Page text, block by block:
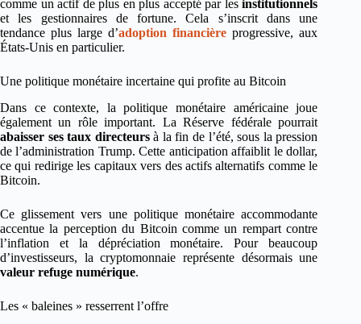
comme un actif de plus en plus accepté par lesinstitutionnels
et les gestionnaires de fortune. Cela s’inscrit dans une
tendance plus large d’adoption financière progressive, aux
États-Unis en particulier.
Une politique monétaire incertaine qui profite au Bitcoin
Dans ce contexte, la politique monétaire américaine joue
également un rôle important. La Réserve fédérale pourrait
abaisser ses taux directeursà la fin de l’été, sous la pression
de l’administration Trump. Cette anticipation affaiblit le dollar,
ce qui redirige les capitaux vers des actifs alternatifs comme le
Bitcoin.
Ce glissement vers une politique monétaire accommodante
accentue la perception du Bitcoin comme un rempart contre
l’inflation et la dépréciation monétaire. Pour beaucoup
d’investisseurs, la cryptomonnaie représente désormais une
valeur refuge numérique.
Les « baleines » resserrent l’offre